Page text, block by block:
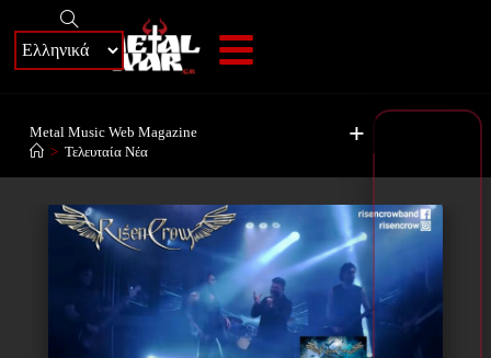
+
Metal Music Web Magazine
> Τελευταία Νέα